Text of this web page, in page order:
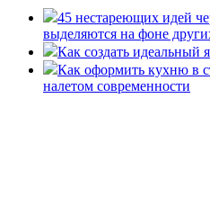
45 нестареющих идей
выделяются на фоне
Как создать идеальный
Как оформить кухню в
налетом современности